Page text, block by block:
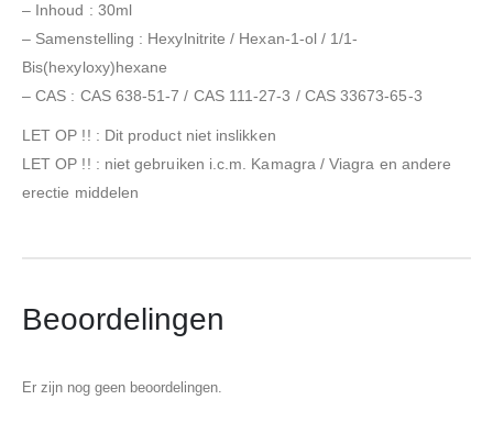
– Inhoud : 30ml
– Samenstelling : Hexylnitrite / Hexan-1-ol / 1/1-
Bis(hexyloxy)hexane
– CAS : CAS 638-51-7 / CAS 111-27-3 / CAS 33673-65-3
LET OP !! : Dit product niet inslikken
LET OP !! : niet gebruiken i.c.m. Kamagra / Viagra en andere
erectie middelen
Beoordelingen
Er zijn nog geen beoordelingen.